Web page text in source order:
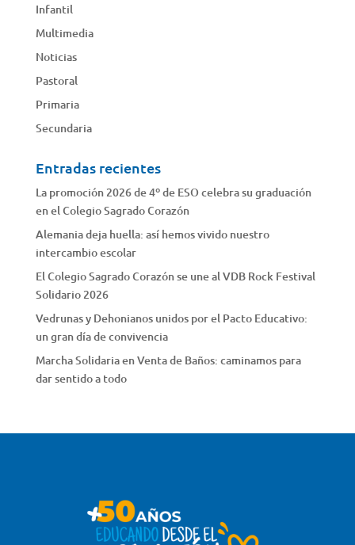
Infantil
Multimedia
Noticias
Pastoral
Primaria
Secundaria
Entradas recientes
La promoción 2026 de 4º de ESO celebra su graduación
en el Colegio Sagrado Corazón
Alemania deja huella: así hemos vivido nuestro
intercambio escolar
El Colegio Sagrado Corazón se une al VDB Rock Festival
Solidario 2026
Vedrunas y Dehonianos unidos por el Pacto Educativo:
un gran día de convivencia
Marcha Solidaria en Venta de Baños: caminamos para
dar sentido a todo